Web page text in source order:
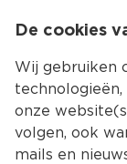
Terug
De cookies
Wij gebruiken
onze
volgen, ook
mails en